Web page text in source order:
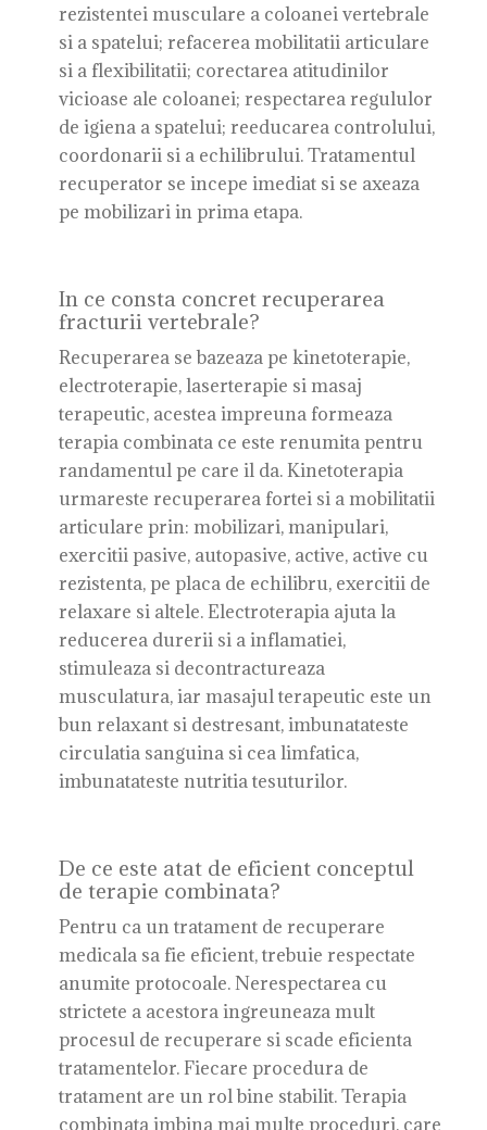
rezistentei musculare a coloanei vertebrale
si a spatelui; refacerea mobilitatii articulare
si a flexibilitatii; corectarea atitudinilor
vicioase ale coloanei; respectarea regululor
de igiena a spatelui; reeducarea controlului,
coordonarii si a echilibrului. Tratamentul
recuperator se incepe imediat si se axeaza
pe mobilizari in prima etapa.
In ce consta concret recuperarea
fracturii vertebrale?
Recuperarea se bazeaza pe kinetoterapie,
electroterapie, laserterapie si masaj
terapeutic, acestea impreuna formeaza
terapia combinata ce este renumita pentru
randamentul pe care il da. Kinetoterapia
urmareste recuperarea fortei si a mobilitatii
articulare prin: mobilizari, manipulari,
exercitii pasive, autopasive, active, active cu
rezistenta, pe placa de echilibru, exercitii de
relaxare si altele. Electroterapia ajuta la
reducerea durerii si a inflamatiei,
stimuleaza si decontractureaza
musculatura, iar masajul terapeutic este un
bun relaxant si destresant, imbunatateste
circulatia sanguina si cea limfatica,
imbunatateste nutritia tesuturilor.
De ce este atat de eficient conceptul
de terapie combinata?
Pentru ca un tratament de recuperare
medicala sa fie eficient, trebuie respectate
anumite protocoale. Nerespectarea cu
strictete a acestora ingreuneaza mult
procesul de recuperare si scade eficienta
tratamentelor. Fiecare procedura de
tratament are un rol bine stabilit. Terapia
combinata imbina mai multe proceduri, care